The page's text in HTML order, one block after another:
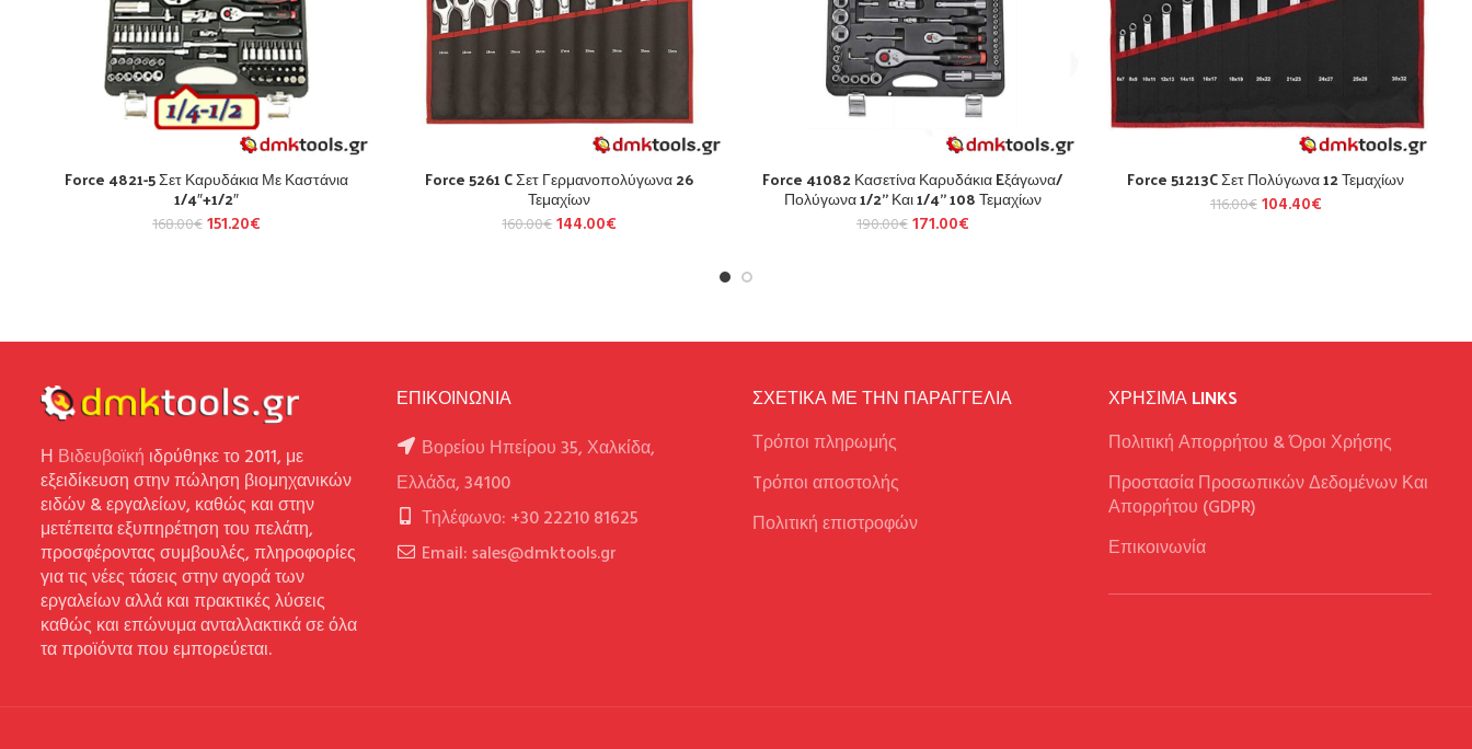
Force 4821-5 Σετ Καρυδάκια Με Καστάνια
1/4″+1/2″
168.00€ 151.20€
Force 5261 C Σετ Γερμανοπολύγωνα 26
Τεμαχίων
160.00€ 144.00€
Force 41082 Κασετίνα Καρυδάκια Eξάγωνα/
Πολύγωνα 1/2” Και 1/4” 108 Τεμαχίων
190.00€ 171.00€
Force 51213C Σετ Πολύγωνα 12 Τεμαχίων
116.00€ 104.40€
Η Βιδευβοϊκή ιδρύθηκε το 2011, με
εξειδίκευση στην πώληση βιομηχανικών
ειδών & εργαλείων, καθώς και στην
μετέπειτα εξυπηρέτηση του πελάτη,
προσφέροντας συμβουλές, πληροφορίες
για τις νέες τάσεις στην αγορά των
εργαλείων αλλά και πρακτικές λύσεις
καθώς και επώνυμα ανταλλακτικά σε όλα
τα προϊόντα που εμπορεύεται.
ΕΠΙΚΟΙΝΩΝΙΑ
Βορείου Ηπείρου 35, Χαλκίδα,
Ελλάδα, 34100
Τηλέφωνο: +30 22210 81625
Email: sales@dmktools.gr
ΣΧΕΤΙΚΑ ΜΕ ΤΗΝ ΠΑΡΑΓΓΕΛΙΑ
Τρόποι πληρωμής
Tρόποι αποστολής
Πολιτική επιστροφών
ΧΡΉΣΙΜΑ LINKS
Πολιτική Απορρήτου & Όροι Χρήσης
Προστασία Προσωπικών Δεδομένων Και
Απορρήτου (GDPR)
Επικοινωνία